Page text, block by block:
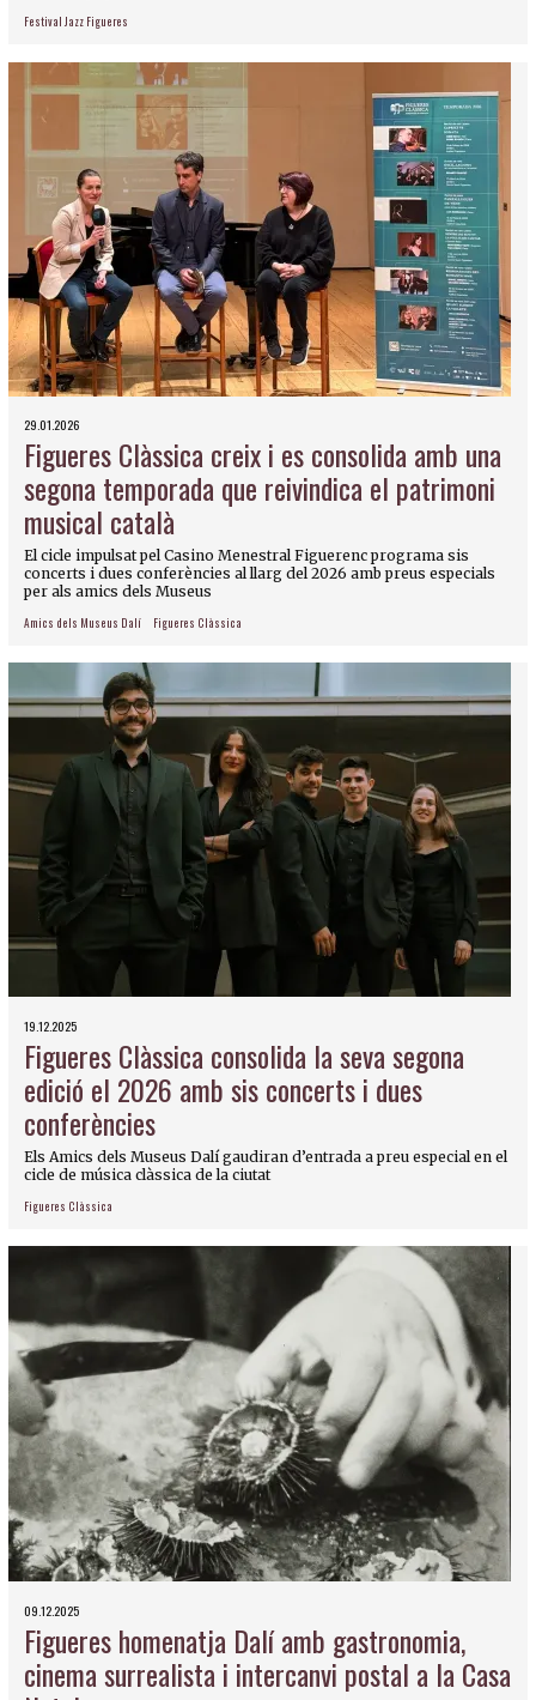
Festival Jazz Figueres
29.01.2026
Figueres Clàssica creix i es consolida amb una
segona temporada que reivindica el patrimoni
musical català
El cicle impulsat pel Casino Menestral Figuerenc programa sis
concerts i dues conferències al llarg del 2026 amb preus especials
per als amics dels Museus
Amics dels Museus Dalí Figueres Clàssica
19.12.2025
Figueres Clàssica consolida la seva segona
edició el 2026 amb sis concerts i dues
conferències
Els Amics dels Museus Dalí gaudiran d’entrada a preu especial en el
cicle de música clàssica de la ciutat
Figueres Clàssica
09.12.2025
Figueres homenatja Dalí amb gastronomia,
cinema surrealista i intercanvi postal a la Casa